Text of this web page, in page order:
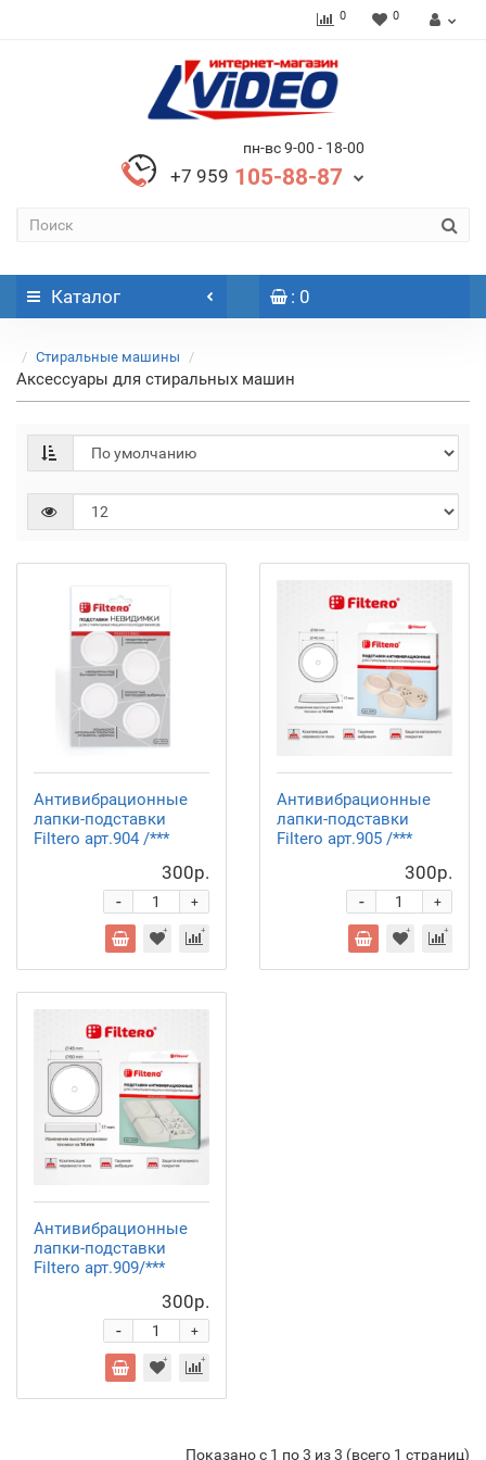
0 0
пн-вс 9-00 - 18-00
+7 959 105-88-87
Каталог : 0
Стиральные машины
Аксессуары для стиральных машин
Антивибрационные
лапки-подставки
Filtero арт.904 /***
300р.
+
-
Антивибрационные
лапки-подставки
Filtero арт.905 /***
300р.
+
-
Антивибрационные
лапки-подставки
Filtero арт.909/***
300р.
+
-
Показано с 1 по 3 из 3 (всего 1 страниц)